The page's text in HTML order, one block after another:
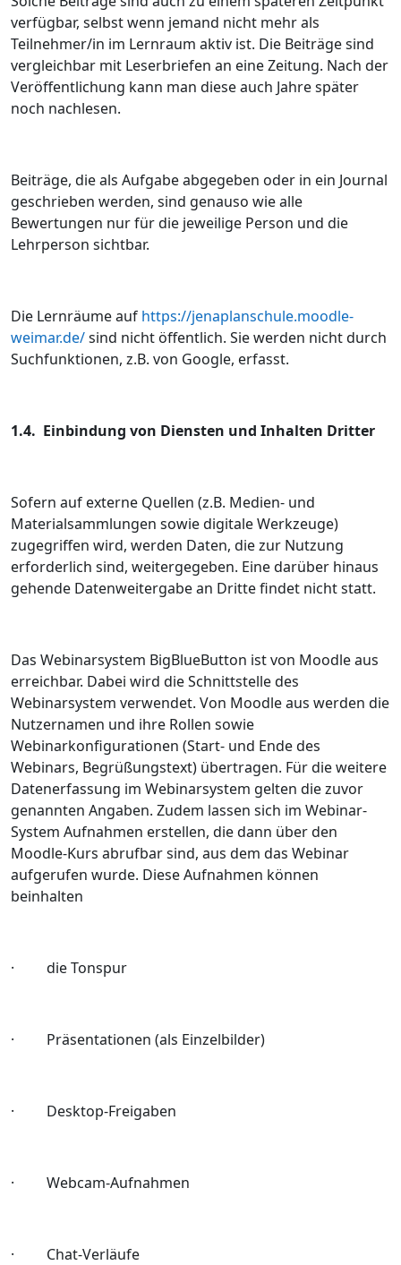
verfügbar, selbst wenn jemand nicht mehr als
Teilnehmer/in im Lernraum aktiv ist. Die Beiträge sind
vergleichbar mit Leserbriefen an eine Zeitung. Nach der
Veröffentlichung kann man diese auch Jahre später
noch nachlesen.
Beiträge, die als Aufgabe abgegeben oder in ein Journal
geschrieben werden, sind genauso wie alle
Bewertungen nur für die jeweilige Person und die
Lehrperson sichtbar.
Die Lernräume auf https://jenaplanschule.moodle-
weimar.de/sind nicht öffentlich. Sie werden nicht durch
Suchfunktionen, z.B. von Google, erfasst.
1.4. Einbindung von Diensten und Inhalten Dritter
Sofern auf externe Quellen (z.B. Medien- und
Materialsammlungen sowie digitale Werkzeuge)
zugegriffen wird, werden Daten, die zur Nutzung
erforderlich sind, weitergegeben. Eine darüber hinaus
gehende Datenweitergabe an Dritte findet nicht statt.
Das Webinarsystem BigBlueButton ist von Moodle aus
erreichbar. Dabei wird die Schnittstelle des
Webinarsystem verwendet. Von Moodle aus werden die
Nutzernamen und ihre Rollen sowie
Webinarkonfigurationen (Start- und Ende des
Webinars, Begrüßungstext) übertragen. Für die weitere
Datenerfassung im Webinarsystem gelten die zuvor
genannten Angaben. Zudem lassen sich im Webinar-
System Aufnahmen erstellen, die dann über den
Moodle-Kurs abrufbar sind, aus dem das Webinar
aufgerufen wurde. Diese Aufnahmen können
beinhalten
· die Tonspur
· Präsentationen (als Einzelbilder)
· Desktop‐Freigaben
· Webcam-Aufnahmen
· Chat‐Verläufe